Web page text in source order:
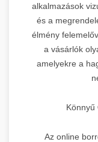
alkalmazások
és a
élmény
a vásárlók
amelyekre a
Könnyű
Az online